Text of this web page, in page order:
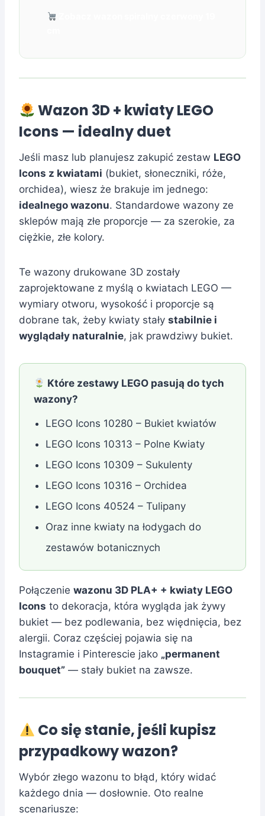
Wazon 3D + kwiaty LEGO
Icons — idealny duet
Jeśli masz lub planujesz zakupić zestaw LEGO
Icons z kwiatami (bukiet, słoneczniki, róże,
orchidea), wiesz że brakuje im jednego:
idealnego wazonu. Standardowe wazony ze
sklepów mają złe proporcje — za szerokie, za
ciężkie, złe kolory.
Te wazony drukowane 3D zostały
zaprojektowane z myślą o kwiatach LEGO —
wymiary otworu, wysokość i proporcje są
dobrane tak, żeby kwiaty stały stabilnie i
wyglądały naturalnie, jak prawdziwy bukiet.
Które zestawy LEGO pasują do tych
wazony?
LEGO Icons 10280 – Bukiet kwiatów
LEGO Icons 10313 – Polne Kwiaty
LEGO Icons 10309 – Sukulenty
LEGO Icons 10316 – Orchidea
LEGO Icons 40524 – Tulipany
Oraz inne kwiaty na łodygach do
zestawów botanicznych
Połączenie wazonu 3D PLA+ + kwiaty LEGO
Icons to dekoracja, która wygląda jak żywy
bukiet — bez podlewania, bez więdnięcia, bez
alergii. Coraz częściej pojawia się na
Instagramie i Pinterescie jako „permanent
bouquet” — stały bukiet na zawsze.
Co się stanie, jeśli kupisz
przypadkowy wazon?
Wybór złego wazonu to błąd, który widać
każdego dnia — dosłownie. Oto realne
scenariusze: